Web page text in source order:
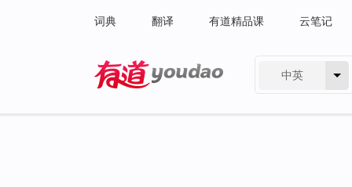
词典 翻译 有道精品课 云笔记
中英